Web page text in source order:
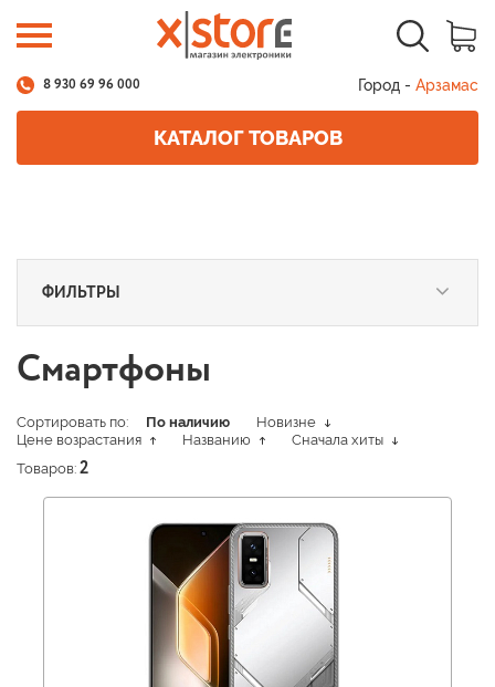
8 930 69 96 000 Город - Арзамас
КАТАЛОГ ТОВАРОВ
ФИЛЬТРЫ
Смартфоны
Сортировать по: По наличию
Новизне
Цене возрастания
Названию
Сначала хиты
Товаров: 2